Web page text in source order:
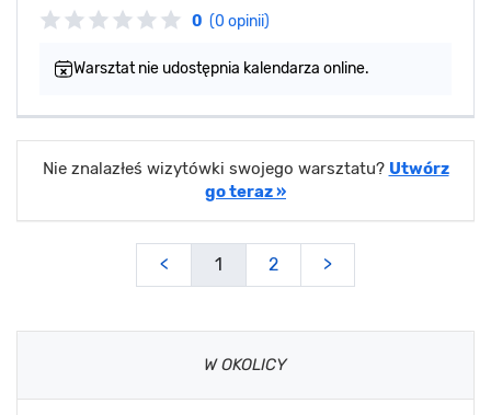
0 (0 opinii)
Warsztat nie udostępnia kalendarza online.
Nie znalazłeś wizytówki swojego warsztatu? Utwórz
go teraz »
< 1 2 >
W OKOLICY